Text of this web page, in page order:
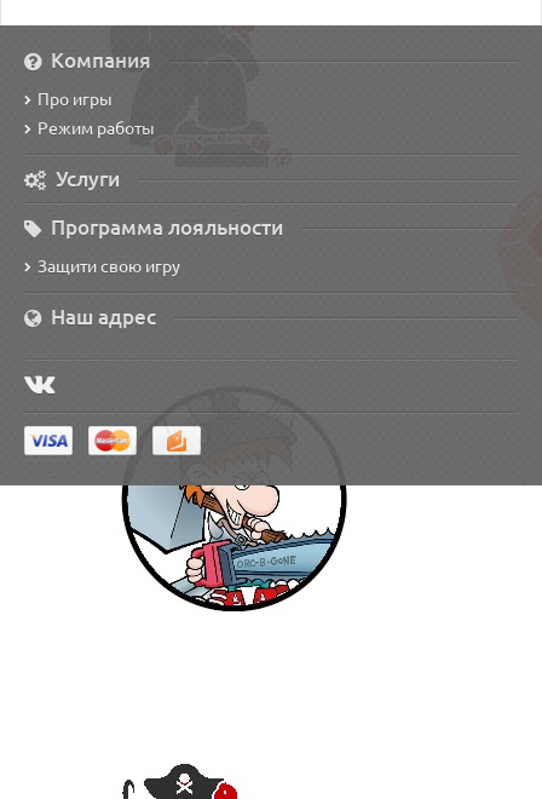
Компания
Про игры
Режим работы
Услуги
Программа лояльности
Защити свою игру
Наш адрес